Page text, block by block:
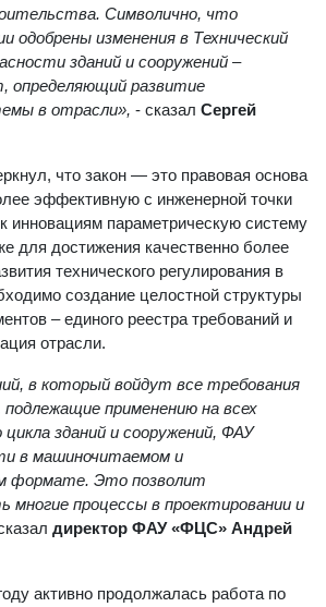
Символично, что
одобрены изменения в Технический
зданий и сооружений –
определяющий развитие
в отрасли», - сказал Сергей
что закон — это правовая основа
эффективную с инженерной точки
инновациям параметрическую систему
для достижения качественно более
технического регулирования в
создание целостной структуры
– единого реестра требований и
отрасли.
в который войдут все требования
применению на всех
цикла зданий и сооружений, ФАУ
в машиночитаемом и
формате. Это позволит
многие процессы в проектировании и
директор ФАУ «ФЦС» Андрей
активно продолжалась работа по